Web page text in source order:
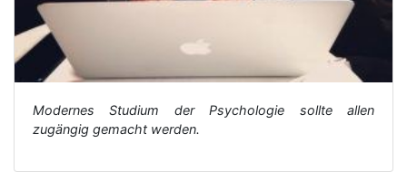
Modernes Studium der Psychologie sollte allen
zugängig gemacht werden.